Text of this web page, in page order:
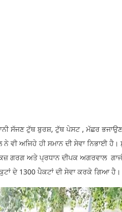
ਸੱਜਣ ਟੁੱਥ ਬੁਰਸ਼, ਟੁੱਥ ਪੇਸਟ , ਮੱਛਰ ਭਜਾਉਣ
ਵੀ ਅਜਿਹੇ ਹੀ ਸਮਾਨ ਦੀ ਸੇਵਾ ਨਿਭਾਈ
ਗਰਗ ਅਤੇ ਪ੍ਰਧਾਨ ਦੀਪਕ ਅਗਰਵਾਲ
ਦੇ 1300 ਪੈਕਟਾਂ ਦੀ ਸੇਵਾ ਕਰਕੇ ਗਿਆ ਹੈ।